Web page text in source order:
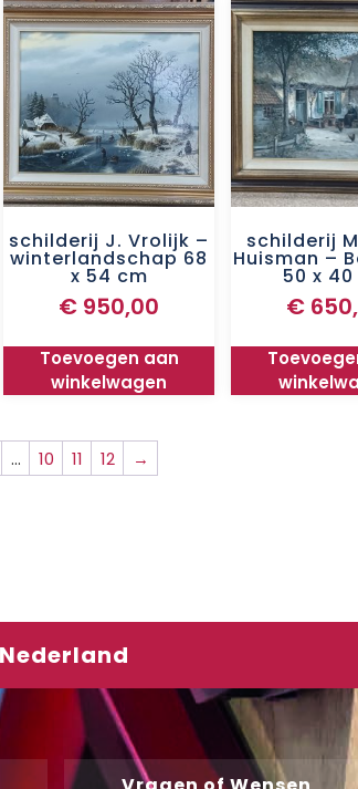
schilderij J. Vrolijk –
winterlandschap 68
x 54 cm
€ 950,00
Toevoegen aan
winkelwagen
schilderij
Huisman –
50 x
€
… 10 11 12 →